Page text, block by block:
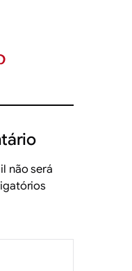
on Pinterest
não será